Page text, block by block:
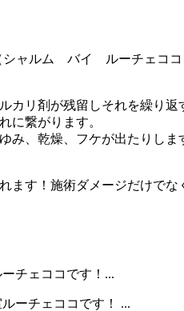
シャルム バイ ルーチェココ
カリ剤が残留しそれを繰り
に繋がります。
み、乾燥、フケが出たりしま
す！施術ダメージだけで
チェココです！...
ーチェココです！ ...